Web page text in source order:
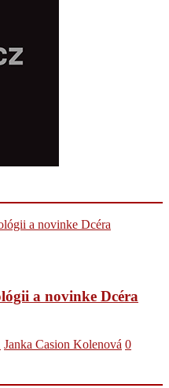
a novinke Dcéra
Janka Casion Kolenová 0